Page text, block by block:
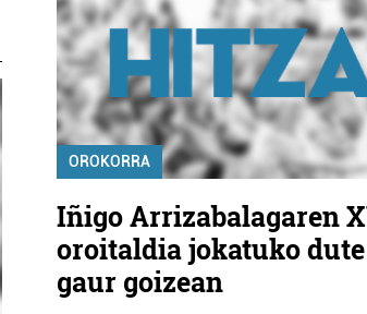
OROKORRA
Iñigo Arrizabalagaren
oroitaldia jokatuko dute
gaur goizean